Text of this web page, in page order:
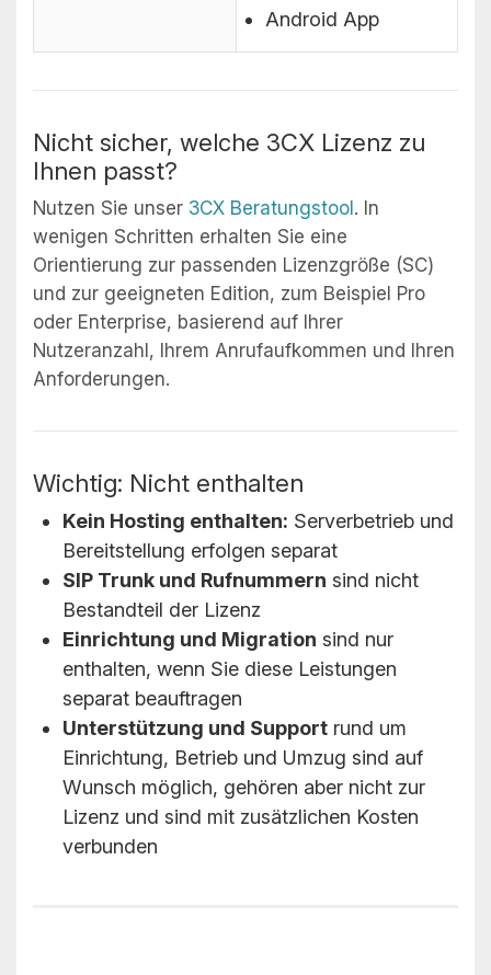
Android App
Nicht sicher, welche 3CX Lizenz zu
Ihnen passt?
Nutzen Sie unser 3CX Beratungstool. In
wenigen Schritten erhalten Sie eine
Orientierung zur passenden Lizenzgröße (SC)
und zur geeigneten Edition, zum Beispiel Pro
oder Enterprise, basierend auf Ihrer
Nutzeranzahl, Ihrem Anrufaufkommen und Ihren
Anforderungen.
Wichtig: Nicht enthalten
Kein Hosting enthalten: Serverbetrieb und
Bereitstellung erfolgen separat
SIP Trunk und Rufnummern sind nicht
Bestandteil der Lizenz
Einrichtung und Migration sind nur
enthalten, wenn Sie diese Leistungen
separat beauftragen
Unterstützung und Support rund um
Einrichtung, Betrieb und Umzug sind auf
Wunsch möglich, gehören aber nicht zur
Lizenz und sind mit zusätzlichen Kosten
verbunden